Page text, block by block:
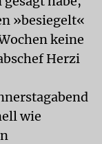
»besiegelt«
keine
Herzi
wie